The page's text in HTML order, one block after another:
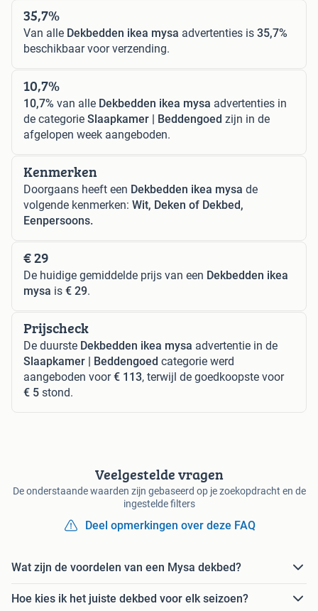
35,7%
Van alle Dekbedden ikea mysa advertenties is 35,7%
beschikbaar voor verzending.
10,7%
10,7% van alle Dekbedden ikea mysa advertenties in
de categorie Slaapkamer | Beddengoed zijn in de
afgelopen week aangeboden.
Kenmerken
Doorgaans heeft een Dekbedden ikea mysa de
volgende kenmerken: Wit, Deken of Dekbed,
Eenpersoons.
€ 29
De huidige gemiddelde prijs van een Dekbedden ikea
mysa is € 29.
Prijscheck
De duurste Dekbedden ikea mysa advertentie in de
Slaapkamer | Beddengoed categorie werd
aangeboden voor€ 113, terwijl de goedkoopste voor
€ 5 stond.
Veelgestelde vragen
De onderstaande waarden zijn gebaseerd op je zoekopdracht en de
ingestelde filters
Deel opmerkingen over deze FAQ
Wat zijn de voordelen van een Mysa dekbed?
Hoe kies ik het juiste dekbed voor elk seizoen?